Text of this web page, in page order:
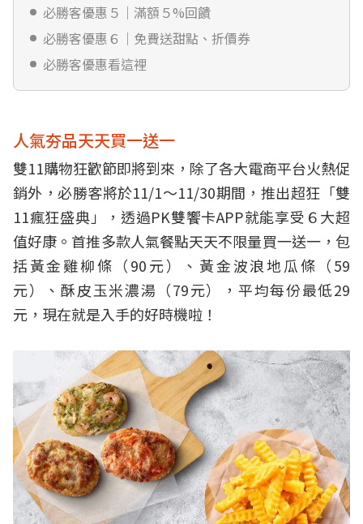
必勝客優惠５｜滿額５%回饋
必勝客優惠６｜免費送甜點、折價券
必勝客優惠看這裡
人氣夯品天天買一送一
雙11購物狂歡節即將到來，除了各大電商平台火熱促
銷外，必勝客將於11/1～11/30期間，推出超狂「雙
11瘋狂盛典」，透過PK雙饗卡APP就能享受６大超
值好康。首推多款人氣餐點天天不限量買一送一，包
括黃金雞柳條（90元）、黃金波浪地瓜條（59
元）、酥皮玉米濃湯（79元），平均每份最低29
元，現在就是入手的好時機啦！